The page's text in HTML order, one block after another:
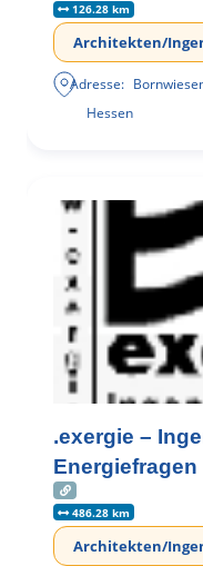
126.28 km
Architekten/
Adresse:
Hessen
.exergie –
Energiefragen
486.28 km
Architekten/